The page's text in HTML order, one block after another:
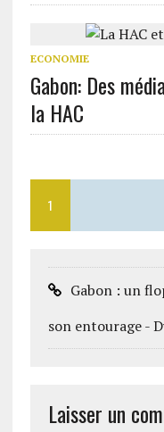
ECONOMIE
Gabon: Des
la HAC
1
Gabon : un
son entourage -
Laisser un